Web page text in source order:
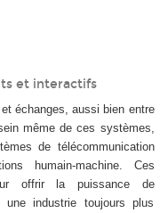
et interactifs
échanges, aussi bien entre
même de ces systèmes,
de télécommunication
humain-machine. Ces
offrir la puissance de
industrie toujours plus